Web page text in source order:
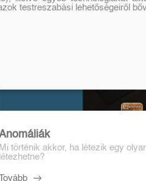
Mi történik akkor, ha létezik egy
létezhetne?
Tovább
testreszabási lehetőségeiről